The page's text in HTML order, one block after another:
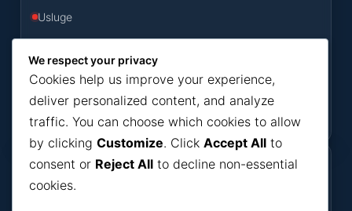
Usluge
Odluke
Konkursi
Novosti
Kontakt
Korisni dokumenti
Dokumenti
We respect your privacy
Cookies help us improve your experience,
deliver personalized content, and analyze
traffic. You can choose which cookies to allow
by clicking Customize. Click Accept All to
consent or Reject All to decline non-essential
cookies.